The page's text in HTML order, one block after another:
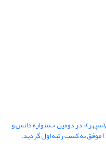
در دومین جشنواره دانش و